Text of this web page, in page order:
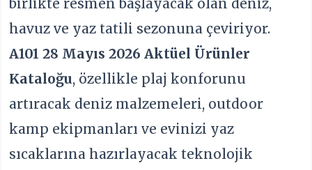
birlikte resmen başlayacak olan deniz,
havuz ve yaz tatili sezonuna çeviriyor.
A101 28 Mayıs 2026 Aktüel Ürünler
Kataloğu, özellikle plaj konforunu
artıracak deniz malzemeleri, outdoor
kamp ekipmanları ve evinizi yaz
sıcaklarına hazırlayacak teknolojik